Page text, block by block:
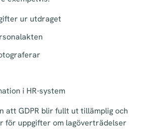
ur utdraget
i HR-system
att GDPR blir fullt ut tillämplig och
för uppgifter om lagöverträdelser